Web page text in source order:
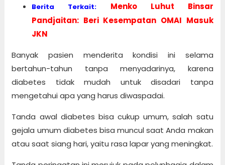
Berita Terkait:
Menko Luhut Binsar
Pandjaitan: Beri Kesempatan OMAI Masuk
JKN
Banyak pasien menderita kondisi ini selama
bertahun-tahun tanpa menyadarinya, karena
diabetes tidak mudah untuk disadari tanpa
mengetahui apa yang harus diwaspadai.
Tanda awal diabetes bisa cukup umum, salah satu
gejala umum diabetes bisa muncul saat Anda makan
atau saat siang hari, yaitu rasa lapar yang meningkat.